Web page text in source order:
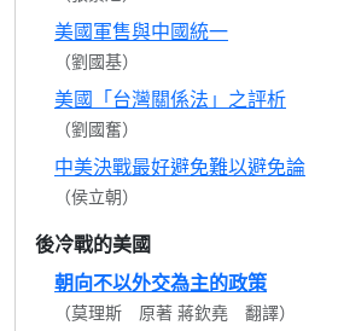
美國軍售與中國統一
（劉國基）
美國「台灣關係法」之評析
（劉國奮）
中美決戰最好避免難以避免論
（侯立朝）
後冷戰的美國
朝向不以外交為主的政策
（莫理斯 原著 蔣欽堯 翻譯）